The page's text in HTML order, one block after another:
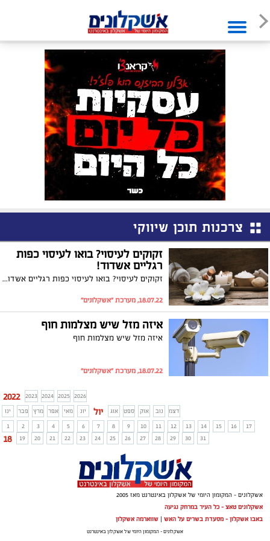
צרכנות תוכן שיווקי
זקוקים לעיסוי? בואו לעיסוי כפות
רגליים אשדוד!
זקוקים לעיסוי? בואו לעיסוי כפות רגליים אשדוד!
18.07.22, מערכת "אשקלונים"
איזה מזל שיש מצלמות חוף
איזה מזל שיש מצלמות חוף
18.07.22, מערכת "אשקלונים"
2022 2023 2024 2025 2026
ינו
פבר מרץ אפר מאי יונ יול אוג ספט אוק נוב
דצמ
1
2 3 4 5 6 7 8 9 10 11 12 13 14 15 16 17
18 19 20 21 22 23 24 25 26 27 28 29 30 31
אשקלונים - המקומון היומי של אשקלון באינטרנט מאז 2005
אשקלונים טאצ - כל העיר במרחק נגיעה
באבו אשקלון - מסעדת בשרים על האש | שווארמה אשקלון
אשקלונים - המקומון היומי של אשקלון באינטרנט